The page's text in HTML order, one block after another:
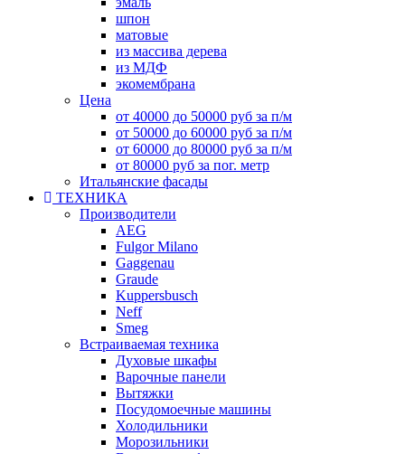
шпон
матовые
из массива дерева
из МДФ
экомембрана
Цена
от 40000 до 50000 руб за п/м
от 50000 до 60000 руб за п/м
от 60000 до 80000 руб за п/м
от 80000 руб за пог. метр
Итальянские фасады
ТЕХНИКА
Производители
AEG
Fulgor Milano
Gaggenau
Graude
Kuppersbusch
Neff
Smeg
Встраиваемая техника
Духовые шкафы
Варочные панели
Вытяжки
Посудомоечные машины
Холодильники
Морозильники